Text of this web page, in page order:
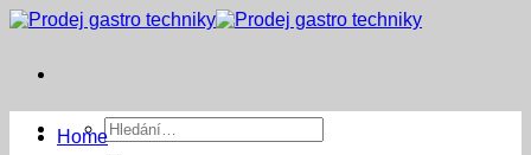
Přeskočit
Hledat:
Home